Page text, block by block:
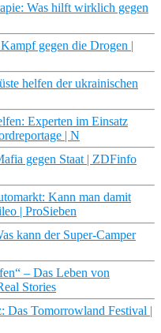
Was hilft wirklich gegen
gegen die Drogen |
helfen der ukrainischen
Experten im Einsatz
| N
gegen Staat | ZDFinfo
Kann man damit
| ProSieben
kann der Super-Camper
– Das Leben von
Stories
Das Tomorrowland Festival |